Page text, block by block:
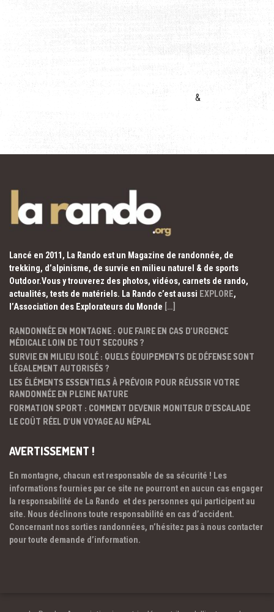
&
Lancé en 2011, La Rando est un Magazine de randonnée, de
trekking, d’alpinisme, de survie en milieu naturel & de sports
Outdoor.Vous y trouverez des photos, vidéos, carnets de rando,
actualités, tests de matériels. La Rando c’est aussi EXPLORE,
l’Association des Explorateurs du Monde […]
RANDONNÉE EN MONTAGNE : QUE FAIRE EN CAS D’URGENCE
MÉDICALE LOIN DE TOUT SECOURS ?
SURVIE EN MILIEU ISOLÉ : QUELS ÉQUIPEMENTS DE DÉFENSE SONT
LÉGALEMENT AUTORISÉS ?
LES ÉLÉMENTS ESSENTIELS À PRÉVOIR POUR RÉUSSIR VOTRE
RANDONNÉE EN PLEINE NATURE
FORMATION SPORT : COMMENT DEVENIR MONITEUR D’ESCALADE
LE COÛT RÉEL D’UN VOYAGE AU NÉPAL
AVERTISSEMENT !
En montagne, chacun est responsable de sa sécurité ! Les
informations fournies par ce site ne pourront en aucun cas engager
la responsabilité de La Rando et des personnes qui participent au
site. Nous déclinons toute responsabilité en cas d’accident.
Concernant nos sorties randonnées, n’hésitez pas à nous contacter
pour toute demande d’information.